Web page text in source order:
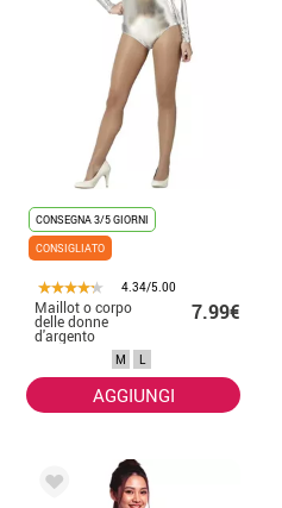
CONSEGNA 3/5 GIORNI
CONSIGLIATO
4.34/5.00
Maillot o corpo
delle donne
d'argento
7.99€
M L
AGGIUNGI